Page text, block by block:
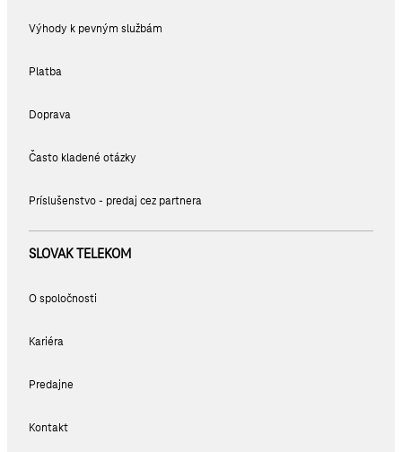
Výhody k pevným službám
Platba
Doprava
Často kladené otázky
Príslušenstvo - predaj cez partnera
SLOVAK TELEKOM
O spoločnosti
Kariéra
Predajne
Kontakt